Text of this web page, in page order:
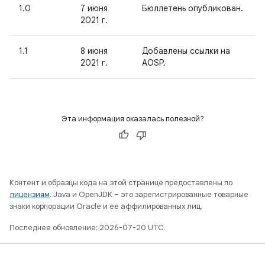
1.0
7 июня
2021 г.
Бюллетень опубликован.
1.1
8 июня
2021 г.
Добавлены ссылки на
AOSP.
Эта информация оказалась полезной?
Контент и образцы кода на этой странице предоставлены по
лицензиям. Java и OpenJDK – это зарегистрированные товарные
знаки корпорации Oracle и ее аффилированных лиц.
Последнее обновление: 2026-07-20 UTC.